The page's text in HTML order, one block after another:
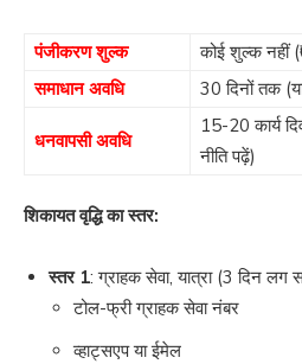
पंजीकरण शुल्क
कोई शुल्क नहीं
समाधान अवधि
30 दिनों तक
धनवापसी अवधि
15-20 कार्य
नीति पढ़ें)
शिकायत वृद्धि का स्तर:
स्तर 1: ग्राहक सेवा, यात्रा (3 दिन लग
टोल-फ्री ग्राहक सेवा नंबर
व्हाट्सएप या ईमेल